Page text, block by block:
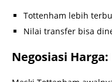
Tottenham lebih
Nilai transfer bisa
Negosiasi